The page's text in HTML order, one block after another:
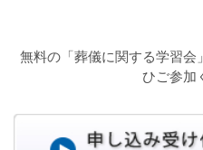
無料の「葬儀に関する学習
ひご参加